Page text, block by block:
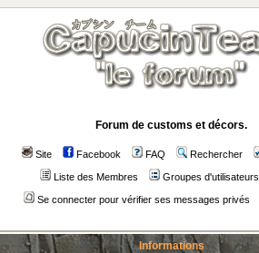
Forum de customs et décors.
Site Facebook FAQ Rechercher
Liste des Membres Groupes d'utilisateurs
Se connecter pour vérifier ses messages privés
Informations